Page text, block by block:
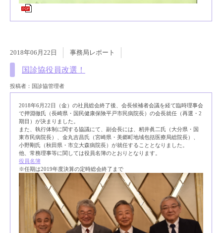
PDF
2018年06月22日 事務局レポート
国診協役員改選！
投稿者：国診協管理者
2018年6月22日（金）の社員総会終了後、会長候補者会議を経て臨時理事会
で押淵徹氏（長崎県・国民健康保険平戸市民病院長）の会長就任（再選・2
期目）が決まりました。
また、執行体制に関する協議にて、副会長には、籾井眞二氏（大分県・国
東市民病院長）、金丸吉昌氏（宮崎県・美郷町地域包括医療局総院長）、
小野剛氏（秋田県・市立大森病院長）が就任することとなりました。
他、常務理事等に関しては役員名簿のとおりとなります。
役員名簿
※任期は2019年度決算の定時総会終了まで